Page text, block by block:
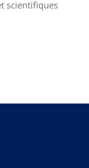
scientifiques